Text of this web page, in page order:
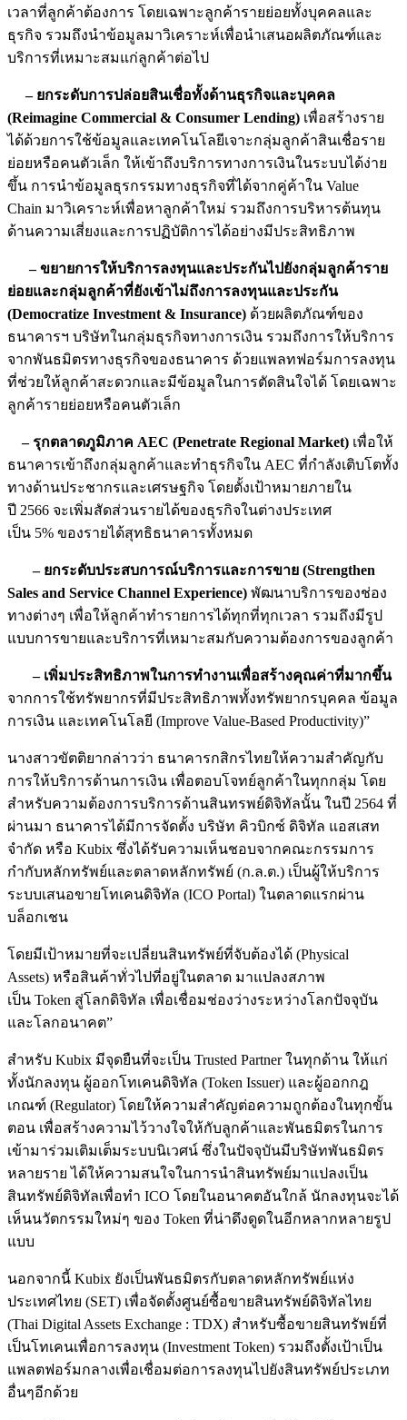
เวลาที่ลูกค้าต้องการ โดยเฉพาะลูกค้ารายย่อยทั้งบุคคลและ
ธุรกิจ รวมถึงนำข้อมูลมาวิเคราะห์เพื่อนำเสนอผลิตภัณฑ์และ
บริการที่เหมาะสมแก่ลูกค้าต่อไป
– ยกระดับการปล่อยสินเชื่อทั้งด้านธุรกิจและบุคคล
(Reimagine Commercial & Consumer Lending) เพื่อสร้างราย
ได้ด้วยการใช้ข้อมูลและเทคโนโลยีเจาะกลุ่มลูกค้าสินเชื่อราย
ย่อยหรือคนตัวเล็ก ให้เข้าถึงบริการทางการเงินในระบบได้ง่าย
ขึ้น การนำข้อมูลธุรกรรมทางธุรกิจที่ได้จากคู่ค้าใน Value
Chain มาวิเคราะห์เพื่อหาลูกค้าใหม่ รวมถึงการบริหารต้นทุน
ด้านความเสี่ยงและการปฏิบัติการได้อย่างมีประสิทธิภาพ
– ขยายการให้บริการลงทุนและประกันไปยังกลุ่มลูกค้าราย
ย่อยและกลุ่มลูกค้าที่ยังเข้าไม่ถึงการลงทุนและประกัน
(Democratize Investment & Insurance) ด้วยผลิตภัณฑ์ของ
ธนาคารฯ บริษัทในกลุ่มธุรกิจทางการเงิน รวมถึงการให้บริการ
จากพันธมิตรทางธุรกิจของธนาคาร ด้วยแพลทฟอร์มการลงทุน
ที่ช่วยให้ลูกค้าสะดวกและมีข้อมูลในการตัดสินใจได้ โดยเฉพาะ
ลูกค้ารายย่อยหรือคนตัวเล็ก
– รุกตลาดภูมิภาค AEC (Penetrate Regional Market) เพื่อให้
ธนาคารเข้าถึงกลุ่มลูกค้าและทำธุรกิจใน AEC ที่กำลังเติบโตทั้ง
ทางด้านประชากรและเศรษฐกิจ โดยตั้งเป้าหมายภายใน
ปี 2566 จะเพิ่มสัดส่วนรายได้ของธุรกิจในต่างประเทศ
เป็น 5% ของรายได้สุทธิธนาคารทั้งหมด
– ยกระดับประสบการณ์บริการและการขาย (Strengthen
Sales and Service Channel Experience) พัฒนาบริการของช่อง
ทางต่างๆ เพื่อให้ลูกค้าทำรายการได้ทุกที่ทุกเวลา รวมถึงมีรูป
แบบการขายและบริการที่เหมาะสมกับความต้องการของลูกค้า
– เพิ่มประสิทธิภาพในการทำงานเพื่อสร้างคุณค่าที่มากขึ้น
จากการใช้ทรัพยากรที่มีประสิทธิภาพทั้งทรัพยากรบุคคล ข้อมูล
การเงิน และเทคโนโลยี (Improve Value-Based Productivity)”
นางสาวขัตติยากล่าวว่า ธนาคารกสิกรไทยให้ความสำคัญกับ
การให้บริการด้านการเงิน เพื่อตอบโจทย์ลูกค้าในทุกกลุ่ม โดย
สำหรับความต้องการบริการด้านสินทรพย์ดิจิทัลนั้น ในปี 2564 ที่
ผ่านมา ธนาคารได้มีการจัดตั้ง บริษัท คิวบิกซ์ ดิจิทัล แอสเสท
จำกัด หรือ Kubix ซึ่งได้รับความเห็นชอบจากคณะกรรมการ
กำกับหลักทรัพย์และตลาดหลักทรัพย์ (ก.ล.ต.) เป็นผู้ให้บริการ
ระบบเสนอขายโทเคนดิจิทัล (ICO Portal) ในตลาดแรกผ่าน
บล็อกเชน
โดยมีเป้าหมายที่จะเปลี่ยนสินทรัพย์ที่จับต้องได้ (Physical
Assets) หรือสินค้าทั่วไปที่อยู่ในตลาด มาแปลงสภาพ
เป็น Token สู่โลกดิจิทัล เพื่อเชื่อมช่องว่างระหว่างโลกปัจจุบัน
และโลกอนาคต”
สำหรับ Kubix มีจุดยืนที่จะเป็น Trusted Partner ในทุกด้าน ให้แก่
ทั้งนักลงทุน ผู้ออกโทเคนดิจิทัล (Token Issuer) และผู้ออกกฎ
เกณฑ์ (Regulator) โดยให้ความสำคัญต่อความถูกต้องในทุกขั้น
ตอน เพื่อสร้างความไว้วางใจให้กับลูกค้าและพันธมิตรในการ
เข้ามาร่วมเติมเต็มระบบนิเวศน์ ซึ่งในปัจจุบันมีบริษัทพันธมิตร
หลายราย ได้ให้ความสนใจในการนำสินทรัพย์มาแปลงเป็น
สินทรัพย์ดิจิทัลเพื่อทำ ICO โดยในอนาคตอันใกล้ นักลงทุนจะได้
เห็นนวัตกรรมใหม่ๆ ของ Token ที่น่าดึงดูดในอีกหลากหลายรูป
แบบ
นอกจากนี้ Kubix ยังเป็นพันธมิตรกับตลาดหลักทรัพย์แห่ง
ประเทศไทย (SET) เพื่อจัดตั้งศูนย์ซื้อขายสินทรัพย์ดิจิทัลไทย
(Thai Digital Assets Exchange : TDX) สำหรับซื้อขายสินทรัพย์ที่
เป็นโทเคนเพื่อการลงทุน (Investment Token) รวมถึงตั้งเป้าเป็น
แพลตฟอร์มกลางเพื่อเชื่อมต่อการลงทุนไปยังสินทรัพย์ประเภท
อื่นๆอีกด้วย